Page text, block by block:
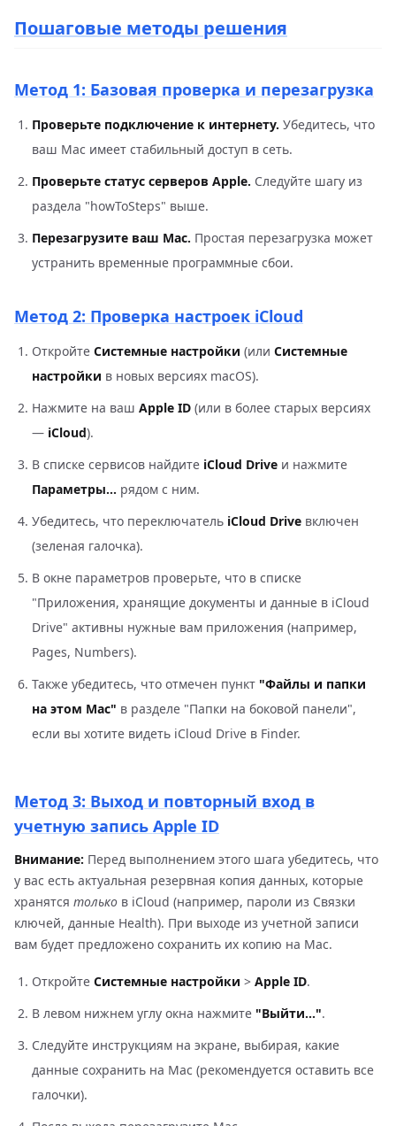
Пошаговые методы решения
Метод 1: Базовая проверка и перезагрузка
Проверьте подключение к интернету. Убедитесь, что
ваш Mac имеет стабильный доступ в сеть.
Проверьте статус серверов Apple. Следуйте шагу из
раздела "howToSteps" выше.
Перезагрузите ваш Mac. Простая перезагрузка может
устранить временные программные сбои.
Метод 2: Проверка настроек iCloud
Откройте Системные настройки (или Системные
настройки в новых версиях macOS).
Нажмите на ваш Apple ID (или в более старых версиях
— iCloud).
В списке сервисов найдите iCloud Drive и нажмите
Параметры... рядом с ним.
Убедитесь, что переключатель iCloud Drive включен
(зеленая галочка).
В окне параметров проверьте, что в списке
"Приложения, хранящие документы и данные в iCloud
Drive" активны нужные вам приложения (например,
Pages, Numbers).
Также убедитесь, что отмечен пункт "Файлы и папки
на этом Mac" в разделе "Папки на боковой панели",
если вы хотите видеть iCloud Drive в Finder.
Метод 3: Выход и повторный вход в
учетную запись Apple ID
Внимание: Перед выполнением этого шага убедитесь, что
у вас есть актуальная резервная копия данных, которые
хранятся только в iCloud (например, пароли из Связки
ключей, данные Health). При выходе из учетной записи
вам будет предложено сохранить их копию на Mac.
Откройте Системные настройки > Apple ID.
В левом нижнем углу окна нажмите "Выйти...".
Следуйте инструкциям на экране, выбирая, какие
данные сохранить на Mac (рекомендуется оставить все
галочки).